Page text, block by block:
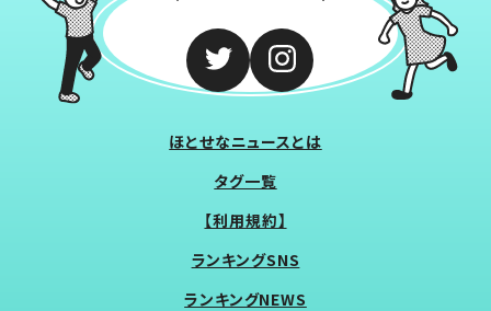
ほとせなニュースとは
タグ一覧
【利用規約】
ランキングSNS
ランキングNEWS